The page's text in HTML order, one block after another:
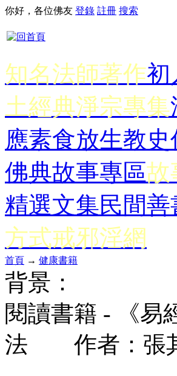
你好，各位佛友 登錄 註冊 搜索
知名法師著作初
土經典淨宗專集
應素食放生教史
佛典故事專區故
精選文集民間善
方式戒邪淫網
首頁 → 健康書籍
背景：
閱讀書籍 - 《易
法 作者：張